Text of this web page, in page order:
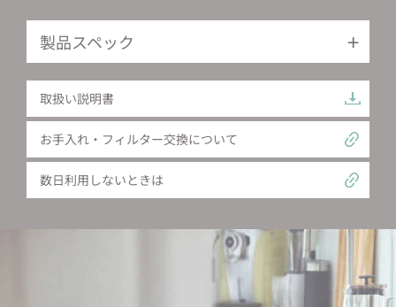
製品スペック
取扱い説明書
お手入れ・フィルター交換について
数日利用しないときは